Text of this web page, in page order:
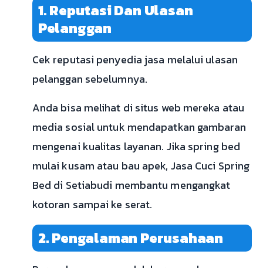
1. Reputasi Dan Ulasan
Pelanggan
Cek reputasi penyedia jasa melalui ulasan
pelanggan sebelumnya.
Anda bisa melihat di situs web mereka atau
media sosial untuk mendapatkan gambaran
mengenai kualitas layanan. Jika spring bed
mulai kusam atau bau apek, Jasa Cuci Spring
Bed di Setiabudi membantu mengangkat
kotoran sampai ke serat.
2. Pengalaman Perusahaan